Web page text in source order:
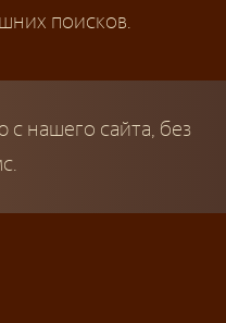
поисков.
нашего сайта, без